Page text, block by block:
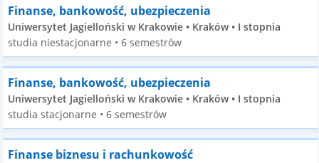
Finanse, bankowość, ubezpieczenia
Uniwersytet Jagielloński w Krakowie • Kraków • I stopnia
studia niestacjonarne • 6 semestrów
Finanse, bankowość, ubezpieczenia
Uniwersytet Jagielloński w Krakowie • Kraków • I stopnia
studia stacjonarne • 6 semestrów
Finanse biznesu i rachunkowość